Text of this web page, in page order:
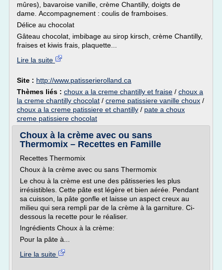
mûres), bavaroise vanille, crème Chantilly, doigts de
dame. Accompagnement : coulis de framboises.
Délice au chocolat
Gâteau chocolat, imbibage au sirop kirsch, crème Chantilly,
fraises et kiwis frais, plaquette...
Lire la suite
Site : http://www.patisserierolland.ca
Thèmes liés : choux a la creme chantilly et fraise / choux a
la creme chantilly chocolat / creme patissiere vanille choux /
choux a la creme patissiere et chantilly / pate a choux
creme patissiere chocolat
Choux à la crème avec ou sans
Thermomix – Recettes en Famille
Recettes Thermomix
Choux à la crème avec ou sans Thermomix
Le chou à la crème est une des pâtisseries les plus
irrésistibles. Cette pâte est légère et bien aérée. Pendant
sa cuisson, la pâte gonfle et laisse un aspect creux au
milieu qui sera rempli par de la crème à la garniture. Ci-
dessous la recette pour le réaliser.
Ingrédients Choux à la crème:
Pour la pâte à...
Lire la suite